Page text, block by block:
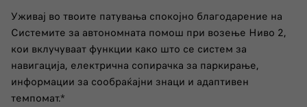
Уживај во твоите патувања спокојно благодарение на
Системите за автономната помош при возење Ниво 2,
кои вклучуваат функции како што се систем за
навигација, електрична сопирачка за паркирање,
информации за сообраќајни знаци и адаптивен
темпомат.*